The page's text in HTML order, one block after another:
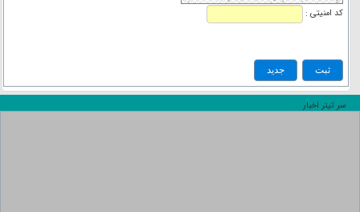
کد امنیتی :
سر تیتر اخبار